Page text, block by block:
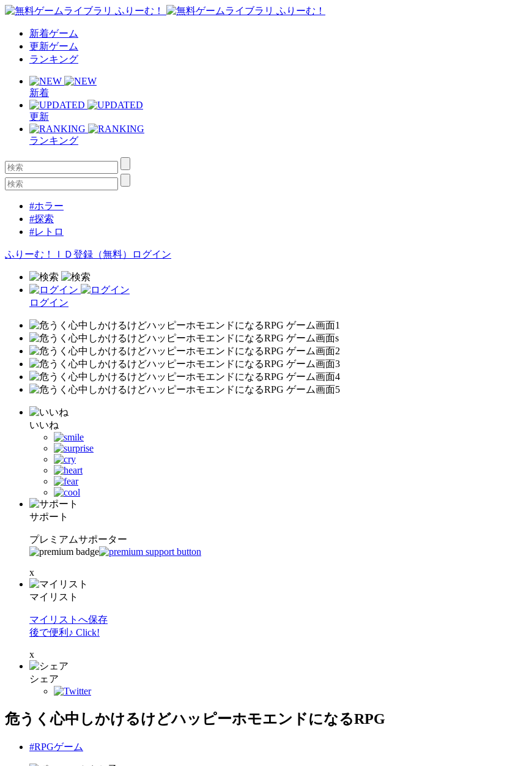
新着ゲーム
更新ゲーム
ランキング
新着
更新
ランキング
#ホラー
#探索
#レトロ
ふりーむ！ＩＤ登録（無料） ログイン
ログイン
いいね
サポート
プレミアムサポーター
x
マイリスト
マイリストへ保存
後で便利♪ Click!
x
シェア
危うく心中しかけるけどハッピーホモエンドになるRPG
#RPGゲーム